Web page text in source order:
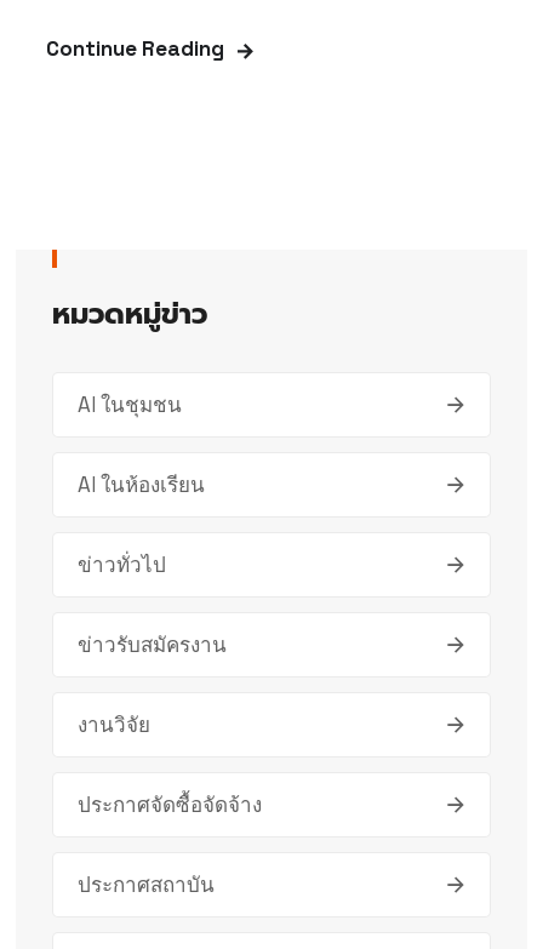
Continue Reading
หมวดหมู่ข่าว
AI ในชุมชน
AI ในห้องเรียน
ข่าวทั่วไป
ข่าวรับสมัครงาน
งานวิจัย
ประกาศจัดซื้อจัดจ้าง
ประกาศสถาบัน